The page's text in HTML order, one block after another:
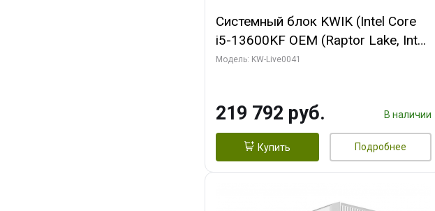
Системный блок KWIK (Intel Core
i5-13600KF OEM (Raptor Lake, Intel
7, C14 8EC/6PC/ 16 ГБ ОЗУ (2
256bit 3xDP HD/ 512 ГБ SSD)
Модель: KW-Live0041
219 792 руб. В наличии
Купить Подробнее